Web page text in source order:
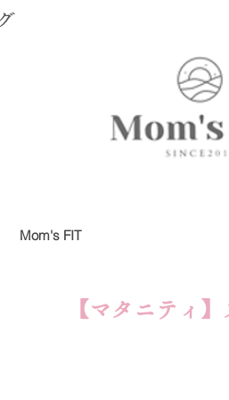
Mom's FIT
【マタニティ